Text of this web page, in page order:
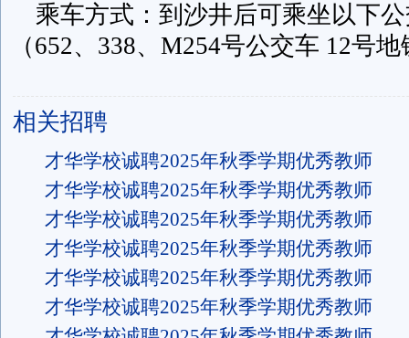
乘车方式：到沙井后可乘坐以下
（652、338、M254号公交车 12号
相关招聘
才华学校诚聘2025年秋季学期优秀教师
才华学校诚聘2025年秋季学期优秀教师
才华学校诚聘2025年秋季学期优秀教师
才华学校诚聘2025年秋季学期优秀教师
才华学校诚聘2025年秋季学期优秀教师
才华学校诚聘2025年秋季学期优秀教师